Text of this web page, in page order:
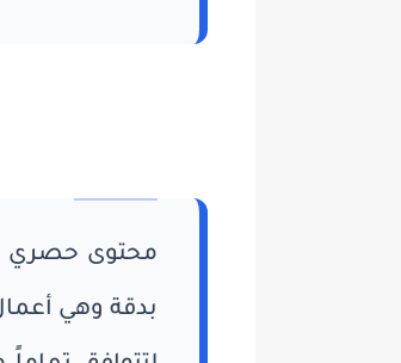
محتوى حصري
بدقة وهي